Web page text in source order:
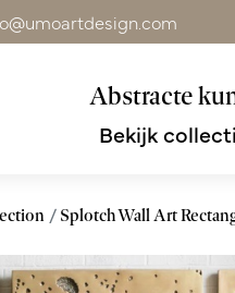
Abstracte
Bekijk
Splotch Wall Art